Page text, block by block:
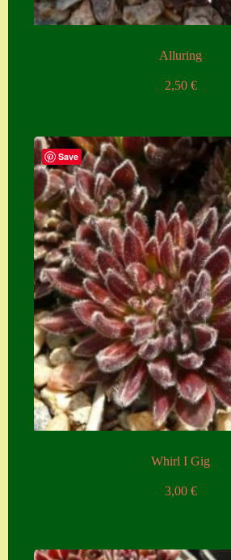
Alluring
2,50 €
Save
Whirl I Gig
3,00 €